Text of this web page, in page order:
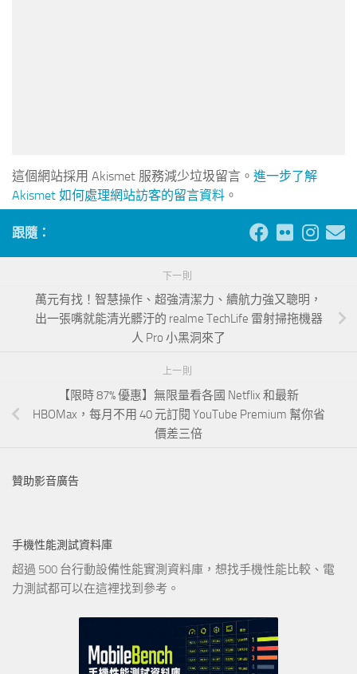
這個網站採用 Akismet 服務減少垃圾留言。 進一步了解
Akismet 如何處理網站訪客的留言資料 。
跟隨：
下一則
萬元有找！智慧操作、超強清潔力、續航力強又聰明，
出一張嘴就能清光髒汙的 realme TechLife 雷射掃拖機器
人 Pro 小黑洞來了
上一則
【限時 87% 優惠】無限量看各國 Netflix 和最新
HBOMax，每月不用 40 元訂閱 YouTube Premium 幫你省
價差三倍
贊助影音廣告
手機性能測試資料庫
超過 500 台行動設備性能實測資料庫，想找手機性能比較、電
力測試都可以在這裡找到參考。